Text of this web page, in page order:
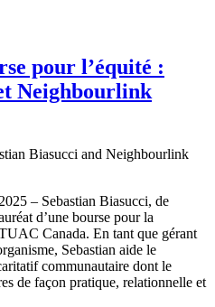
pour l’équité :
Neighbourlink
– Sebastian Biasucci, de
d’une bourse pour la
Canada. En tant que gérant
Sebastian aide le
communautaire dont le
de façon pratique, relationnelle et